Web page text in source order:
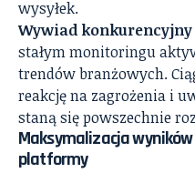
wysyłek.
Wywiad
stałym monitoringu
trendów branżowych.
reakcję na zagrożenia i
staną się powszechnie
Maksymalizacja
platformy